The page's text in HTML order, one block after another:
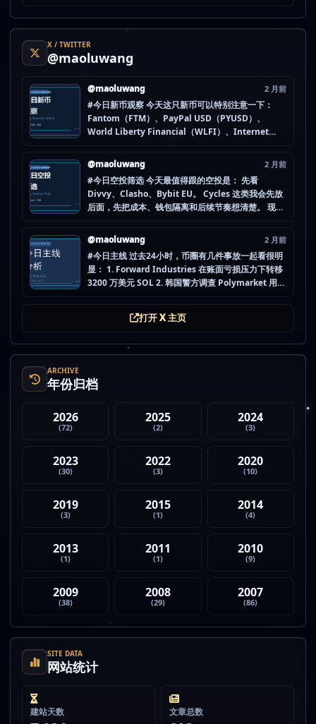
X / TWITTER
@maoluwang
@maoluwang 2 月前
#今日新币观察 今天这只新币可以特别注意一下：
Fantom（FTM）、PayPal USD（PYUSD）、
World Liberty Financial（WLFI）、Internet
而是更像“热度是不是在回流”的样本。 这种时候最怕
把...
@maoluwang 2 月前
#今日空投筛选 今天最值得跟的空投是： 先看
Divvy、Clasho、Bybit EU。 Cycles 这类我会先放
后面，先把成本、钱包隔离和后续节奏想清楚。 现在
都没做扎实。 mao.lu/today-airdrop-selecti… #空
投项目 #...
@maoluwang 2 月前
#今日主线 过去24小时，币圈有几件事放一起看很明
显： 1. Forward Industries 在账面亏损压力下转移
3200 万美元 SOL 2. 韩国警方调查 Polymarket 用户
打开 X 主页
ARCHIVE
年份归档
2026
(72)
2025
(2)
2024
(3)
2023
(30)
2022
(3)
2020
(10)
2019
(3)
2015
(1)
2014
(4)
2013
(1)
2011
(1)
2010
(9)
2009
(38)
2008
(29)
2007
(86)
SITE DATA
网站统计
建站天数 文章总数